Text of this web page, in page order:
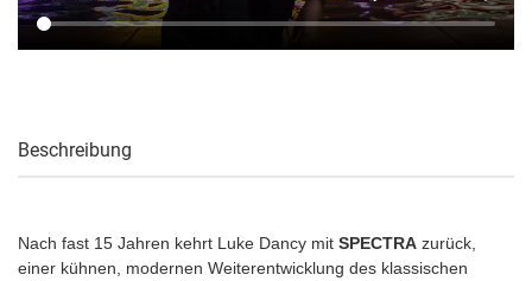
Beschreibung
Nach fast 15 Jahren kehrt Luke Dancy mit SPECTRA zurück,
einer kühnen, modernen Weiterentwicklung des klassischen